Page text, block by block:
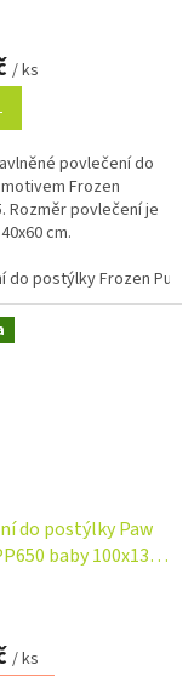
/ ks
povlečení do
Frozen
Rozměr povlečení je
cm.
do postýlky Frozen
do postýlky Paw
baby 100x135,
/ ks